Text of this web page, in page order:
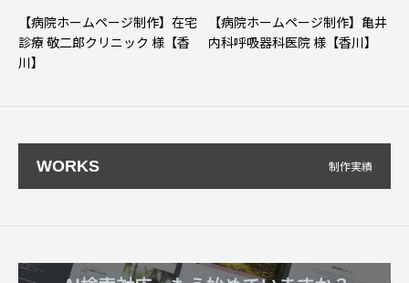
【病院ホームページ制作】在宅
診療 敬二郎クリニック 様【香
川】
【病院ホームページ制作】亀井
内科呼吸器科医院 様【香川】
WORKS 制作実績